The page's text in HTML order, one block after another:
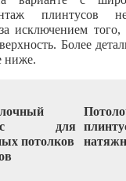
плинтусов
исключением того,
Более
ниже.